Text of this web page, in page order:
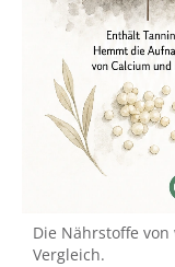
Die Nährstoffe
Vergleich.